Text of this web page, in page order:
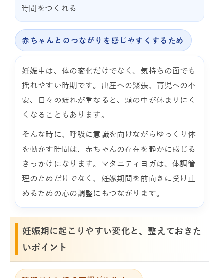
時間をつくれる
赤ちゃんとのつながりを感じやすくするため
妊娠中は、体の変化だけでなく、気持ちの面でも
揺れやすい時期です。出産への緊張、育児への不
安、日々の疲れが重なると、頭の中が休まりにく
くなることもあります。
そんな時に、呼吸に意識を向けながらゆっくり体
を動かす時間は、赤ちゃんの存在を静かに感じる
きっかけになります。マタニティヨガは、体調管
理のためだけでなく、妊娠期間を前向きに受け止
めるための心の調整にもつながります。
妊娠期に起こりやすい変化と、整えておきた
いポイント